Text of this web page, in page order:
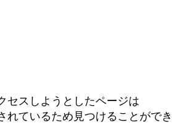
セスしようとしたページは
ているため見つけることができ